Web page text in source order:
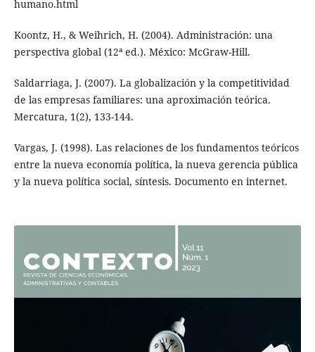
humano.html
Koontz, H., & Weihrich, H. (2004). Administración: una
perspectiva global (12ª ed.). México: McGraw-Hill.
Saldarriaga, J. (2007). La globalización y la competitividad
de las empresas familiares: una aproximación teórica.
Mercatura, 1(2), 133-144.
Vargas, J. (1998). Las relaciones de los fundamentos teóricos
entre la nueva economía política, la nueva gerencia pública
y la nueva política social, síntesis. Documento en internet.